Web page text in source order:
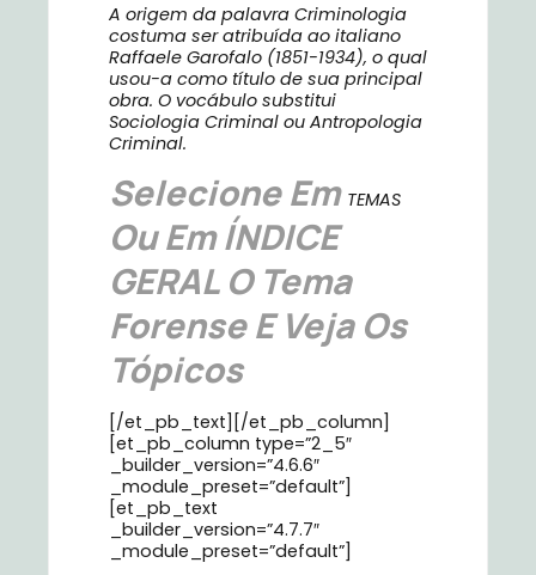
A origem da palavra Criminologia
costuma ser atribuída ao italiano
Raffaele Garofalo (1851-1934), o qual
usou-a como título de sua principal
obra. O vocábulo substitui
Sociologia Criminal ou Antropologia
Criminal.
Selecione Em TEMAS
Ou Em ÍNDICE
GERAL O Tema
Forense E Veja Os
Tópicos
[/et_pb_text][/et_pb_column]
[et_pb_column type=”2_5″
_builder_version=”4.6.6″
_module_preset=”default”]
[et_pb_text
_builder_version=”4.7.7″
_module_preset=”default”]